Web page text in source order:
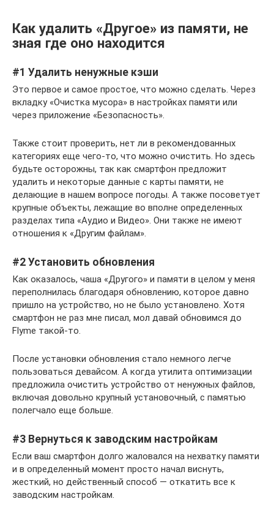
Как удалить «Другое» из памяти, не
зная где оно находится
#1 Удалить ненужные кэши
Это первое и самое простое, что можно сделать. Через
вкладку «Очистка мусора» в настройках памяти или
через приложение «Безопасность».
Также стоит проверить, нет ли в рекомендованных
категориях еще чего-то, что можно очистить. Но здесь
будьте осторожны, так как смартфон предложит
удалить и некоторые данные с карты памяти, не
делающие в нашем вопросе погоды. А также посоветует
крупные объекты, лежащие во вполне определенных
разделах типа «Аудио и Видео». Они также не имеют
отношения к «Другим файлам».
#2 Установить обновления
Как оказалось, чаша «Другого» и памяти в целом у меня
переполнилась благодаря обновлению, которое давно
пришло на устройство, но не было установлено. Хотя
смартфон не раз мне писал, мол давай обновимся до
Flyme такой-то.
После установки обновления стало немного легче
пользоваться девайсом. А когда утилита оптимизации
предложила очистить устройство от ненужных файлов,
включая довольно крупный установочный, с памятью
полегчало еще больше.
#3 Вернуться к заводским настройкам
Если ваш смартфон долго жаловался на нехватку памяти
и в определенный момент просто начал виснуть,
жесткий, но действенный способ — откатить все к
заводским настройкам.